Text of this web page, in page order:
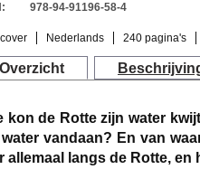
978-94-91196-58-4
Nederlands 240 pagina's
Overzicht
kon de Rotte zijn water
vandaan? En van
allemaal langs de Rotte,